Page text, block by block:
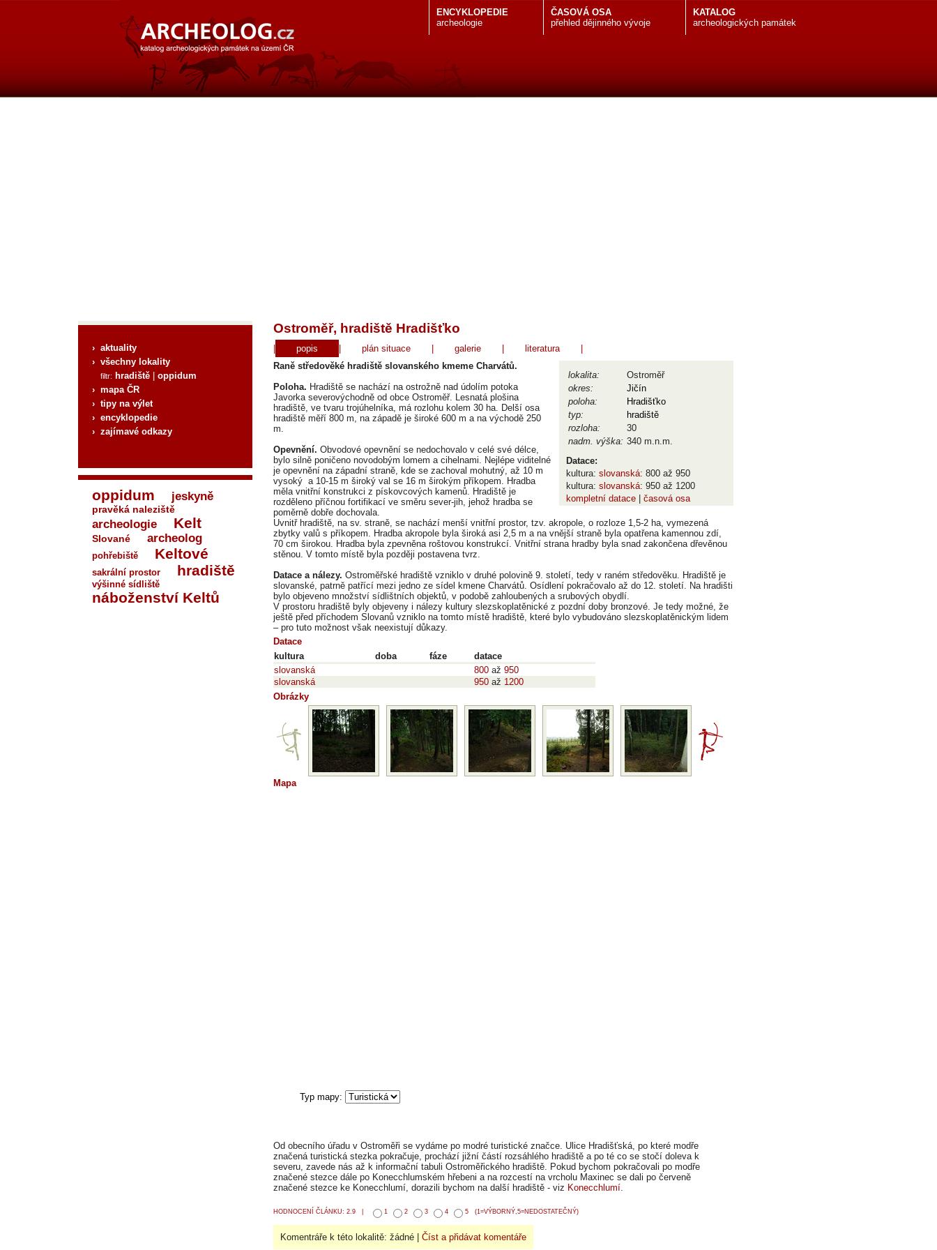
KATALOG
archeologických památek
ČASOVÁ OSA
přehled dějinného vývoje
ENCYKLOPEDIE
archeologie
› aktuality
› všechny lokality
filtr: hradiště
oppidum
› mapa ČR
› tipy na výlet
› encyklopedie
› zajímavé odkazy
oppidum jeskyně
pravěká naleziště
archeologie Kelt
Slované archeolog
pohřebiště Keltové
sakrální prostor hradiště
výšinné sídliště
náboženství Keltů
Ostroměř, hradiště Hradišťko
popis plán situace galerie literatura
lokalita:
Ostroměř
okres:
Jičín
poloha:
Hradišťko
typ:
hradiště
rozloha:
30
nadm. výška: 340 m.n.m.
Datace:
kultura: slovanská: 800 až 950
kultura: slovanská: 950 až 1200
kompletní datace
časová osa
Raně středověké hradiště slovanského kmeme Charvátů.
Poloha. Hradiště se nachází na ostrožně nad údolím potoka
Javorka severovýchodně od obce Ostroměř. Lesnatá plošina
hradiště, ve tvaru trojúhelníka, má rozlohu kolem 30 ha. Delší osa
hradiště měří 800 m, na západě je široké 600 m a na východě 250
m.
Opevnění. Obvodové opevnění se nedochovalo v celé své délce,
bylo silně poničeno novodobým lomem a cihelnami. Nejlépe viditelné
je opevnění na západní straně, kde se zachoval mohutný, až 10 m
vysoký a 10-15 m široký val se 16 m širokým příkopem. Hradba
měla vnitřní konstrukci z pískovcových kamenů. Hradiště je
rozděleno příčnou fortifikací ve směru sever-jih, jehož hradba se
poměrně dobře dochovala.
Uvnitř hradiště, na sv. straně, se nachází menší vnitřní prostor, tzv. akropole, o rozloze 1,5-2 ha, vymezená
zbytky valů s příkopem. Hradba akropole byla široká asi 2,5 m a na vnější straně byla opatřena kamennou zdí,
70 cm širokou. Hradba byla zpevněna roštovou konstrukcí. Vnitřní strana hradby byla snad zakončena dřevěnou
stěnou. V tomto místě byla později postavena tvrz.
Datace a nálezy. Ostroměřské hradiště vzniklo v druhé polovině 9. století, tedy v raném středověku. Hradiště je
slovanské, patrně patřící mezi jedno ze sídel kmene Charvátů. Osídlení pokračovalo až do 12. století. Na hradišti
bylo objeveno množství sídlištních objektů, v podobě zahloubených a srubových obydlí.
V prostoru hradiště byly objeveny i nálezy kultury slezskoplatěnické z pozdní doby bronzové. Je tedy možné, že
ještě před příchodem Slovanů vzniklo na tomto místě hradiště, které bylo vybudováno slezskoplatěnickým lidem
– pro tuto možnost však neexistují důkazy.
Datace
kultura
doba fáze
datace
slovanská
800 až 950
slovanská
950 až 1200
Obrázky
Mapa
Od obecního úřadu v Ostroměři se vydáme po modré turistické značce. Ulice Hradišťská, po které modře
značená turistická stezka pokračuje, prochází jižní částí rozsáhlého hradiště a po té co se stočí doleva k
severu, zavede nás až k informační tabuli Ostroměřického hradiště. Pokud bychom pokračovali po modře
značené stezce dále po Konecchlumském hřebeni a na rozcestí na vrcholu Maxinec se dali po červeně
značené stezce ke Konecchlumí, dorazili bychom na další hradiště - viz Konecchlumí.
HODNOCENÍ ČLÁNKU: 2.9 | 1 2 3 4 5 (1=VÝBORNÝ,5=NEDOSTATEČNÝ)
Komentráře k této lokalitě: žádné | Číst a přidávat komentáře